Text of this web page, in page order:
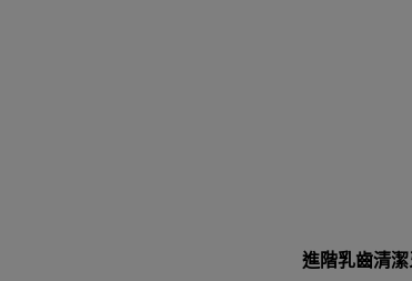
進階乳齒清潔